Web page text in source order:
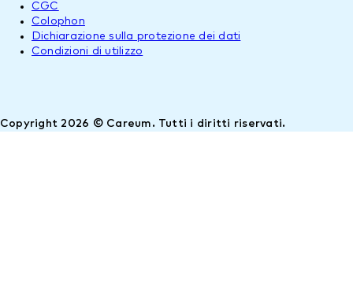
Copyright 2026 © Careum. Tutti i diritti riservati.
CGC
Colophon
Dichiarazione sulla protezione dei dati
Condizioni di utilizzo